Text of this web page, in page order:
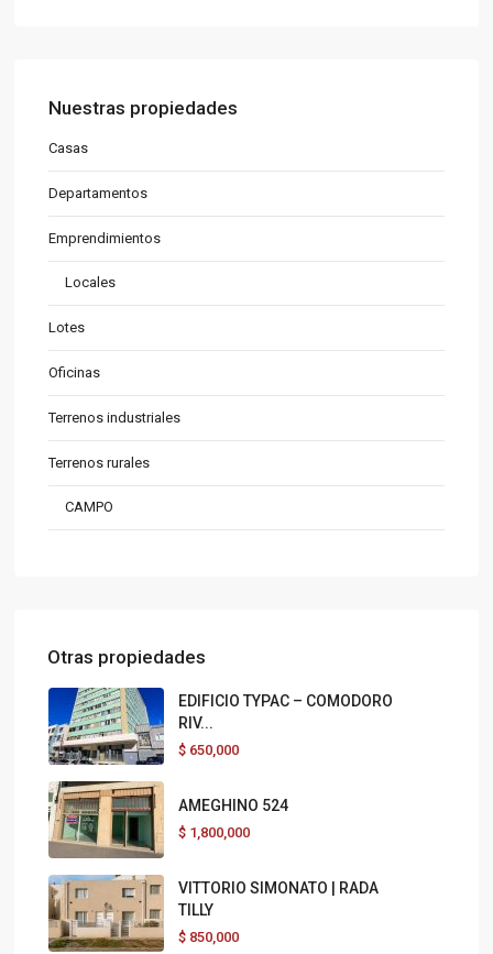
Nuestras propiedades
Casas
Departamentos
Emprendimientos
Locales
Lotes
Oficinas
Terrenos industriales
Terrenos rurales
CAMPO
Otras propiedades
EDIFICIO TYPAC – COMODORO
RIV...
$ 650,000
AMEGHINO 524
$ 1,800,000
VITTORIO SIMONATO | RADA
TILLY
$ 850,000